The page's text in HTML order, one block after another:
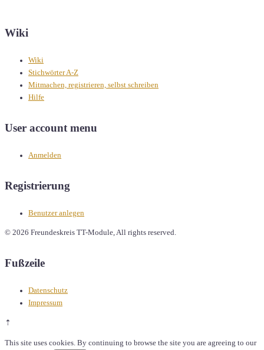
Wiki
Wiki
Stichwörter A-Z
Mitmachen, registrieren, selbst schreiben
Hilfe
User account menu
Anmelden
Registrierung
Benutzer anlegen
© 2026 Freundeskreis TT-Module, All rights reserved.
Fußzeile
Datenschutz
Impressum
⇡
This site uses cookies. By continuing to browse the site you are agreeing to our